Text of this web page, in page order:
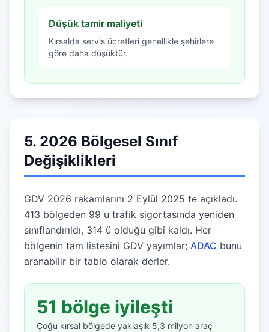
Düşük tamir maliyeti
Kırsalda servis ücretleri genellikle şehirlere
göre daha düşüktür.
5. 2026 Bölgesel Sınıf
Değişiklikleri
GDV 2026 rakamlarını 2 Eylül 2025 te açıkladı.
413 bölgeden 99 u trafik sigortasında yeniden
sınıflandırıldı, 314 ü olduğu gibi kaldı. Her
bölgenin tam listesini GDV yayımlar; ADAC bunu
aranabilir bir tablo olarak derler.
51 bölge iyileşti
Çoğu kırsal bölgede yaklaşık 5,3 milyon araç